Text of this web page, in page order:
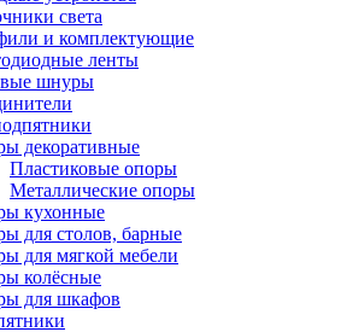
света
и комплектующие
ленты
шнуры
декоративные
Пластиковые опоры
Металлические опоры
кухонные
для столов, барные
для мягкой мебели
колёсные
для шкафов